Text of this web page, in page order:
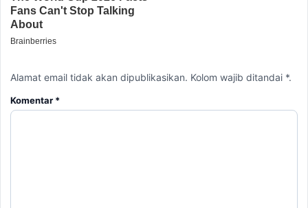
Alamat email tidak akan dipublikasikan. Kolom wajib ditandai *.
Komentar *